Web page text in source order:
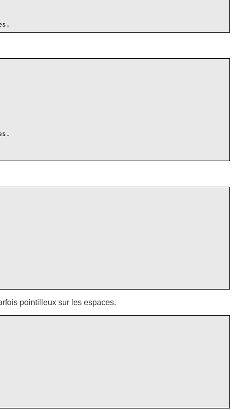
pointilleux sur les espaces.